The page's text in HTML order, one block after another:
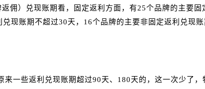
佣）兑现账期看，固定返利方面，有25个品牌的主要
现账期不超过30天，16个品牌的主要非固定返利兑现
一些返利兑现账期超过90天、180天的，这一次少了